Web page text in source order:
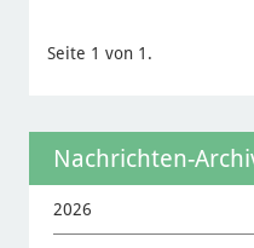
Seite 1 von 1.
Nachrichten-
2026